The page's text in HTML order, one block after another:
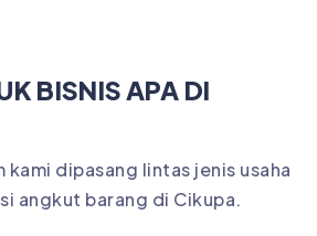
BISNIS APA DI
dipasang lintas jenis usaha
angkut barang di Cikupa.